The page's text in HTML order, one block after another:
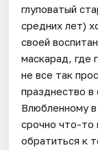
глуповатый
средних лет)
своей
маскарад, где
не все так
празднество в
Влюбленному
срочно что-то
обратиться к